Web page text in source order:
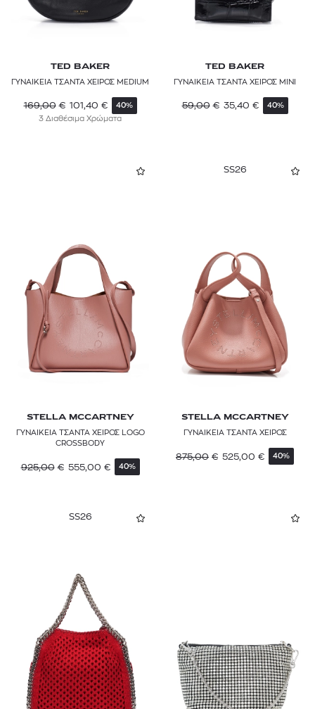
TED BAKER
ΓΥΝΑΙΚΕΙΑ ΤΣΑΝΤΑ ΧΕΙΡΟΣ MEDIUM
169,00 € 101,40 € 40%
3 Διαθέσιμα Χρώματα
TED BAKER
ΓΥΝΑΙΚΕΙΑ ΤΣΑΝΤΑ ΧΕΙΡΟΣ MINI
59,00 € 35,40 € 40%
STELLA MCCARTNEY
ΓΥΝΑΙΚΕΙΑ ΤΣΑΝΤΑ ΧΕΙΡΟΣ LOGO
CROSSBODY
925,00 € 555,00 € 40%
SS26
STELLA MCCARTNEY
ΓΥΝΑΙΚΕΙΑ ΤΣΑΝΤΑ ΧΕΙΡΟΣ
875,00 € 525,00 € 40%
SS26